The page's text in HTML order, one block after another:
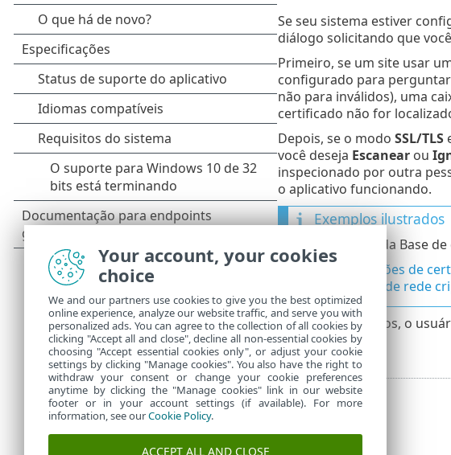
Se seu sistema estiver
diálogo solicitando que
Primeiro, se um site usar
configurado para
não para inválidos), uma
certificado não for
Depois, se o modo SSL/TLS
você deseja Escanearou
inspecionado por outra
o aplicativo funcionando.
Exemplos ilustrados
Os artigos da Base
Notificações de
“Tráfego de rede
Em ambos os casos, o
certificado.
Your account, your cookies
choice
We and our partners use cookies to give you the best optimized
online experience, analyze our website traffic, and serve you with
personalized ads. You can agree to the collection of all cookies by
clicking "Accept all and close", decline all non-essential cookies by
choosing "Accept essential cookies only", or adjust your cookie
settings by clicking "Manage cookies". You also have the right to
withdraw your consent or change your cookie preferences
anytime by clicking the "Manage cookies" link in our website
footer or in your account settings (if available). For more
information, see ourCookie Policy.
ACCEPT ALL AND CLOSE